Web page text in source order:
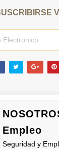
Empleo
Seguridad y